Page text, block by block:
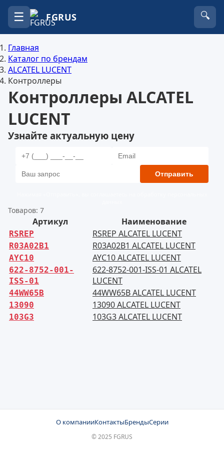
☰ FGRUS 🔍
Главная
Каталог по брендам
ALCATEL LUCENT
Контроллеры
Контроллеры ALCATEL
LUCENT
Узнайте актуальную цену
Отправить
Товаров: 7
Артикул Наименование
RSREP RSREP ALCATEL LUCENT
R03A02B1 R03A02B1 ALCATEL LUCENT
AYC10 AYC10 ALCATEL LUCENT
622-8752-001-
ISS-01
622-8752-001-ISS-01 ALCATEL
LUCENT
44WW65B 44WW65B ALCATEL LUCENT
13090 13090 ALCATEL LUCENT
103G3 103G3 ALCATEL LUCENT
О компанииКонтактыБрендыСерии
© 2025 FGRUS